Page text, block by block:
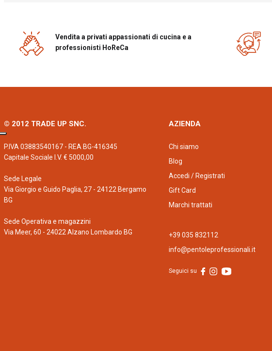
Vendita a privati appassionati di cucina e a
professionisti HoReCa
© 2012 TRADE UP SNC.
P.IVA 03883540167 - REA BG-416345
Capitale Sociale I.V. € 5000,00
Sede Legale
Via Giorgio e Guido Paglia, 27 - 24122 Bergamo
BG
Sede Operativa e magazzini
Via Meer, 60 - 24022 Alzano Lombardo BG
AZIENDA
Chi siamo
Blog
Accedi / Registrati
Gift Card
Marchi trattati
+39 035 832112
info@pentoleprofessionali.it
Seguici su